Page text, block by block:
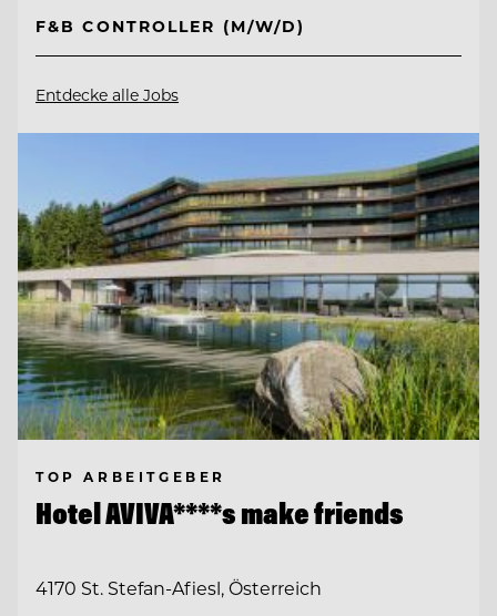
F&B CONTROLLER (M/W/D)
Entdecke alle Jobs
TOP ARBEITGEBER
Hotel AVIVA****s make friends
4170 St. Stefan-Afiesl, Österreich